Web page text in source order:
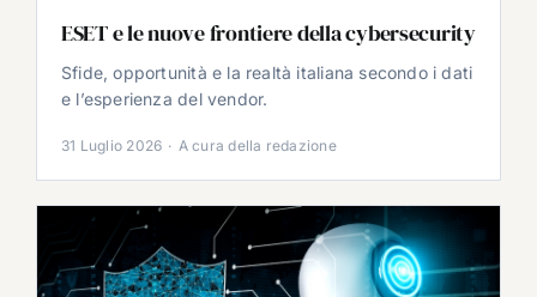
ESET e le nuove frontiere della cybersecurity
Sfide, opportunità e la realtà italiana secondo i dati
e l’esperienza del vendor.
31 Luglio 2026 · A cura della redazione